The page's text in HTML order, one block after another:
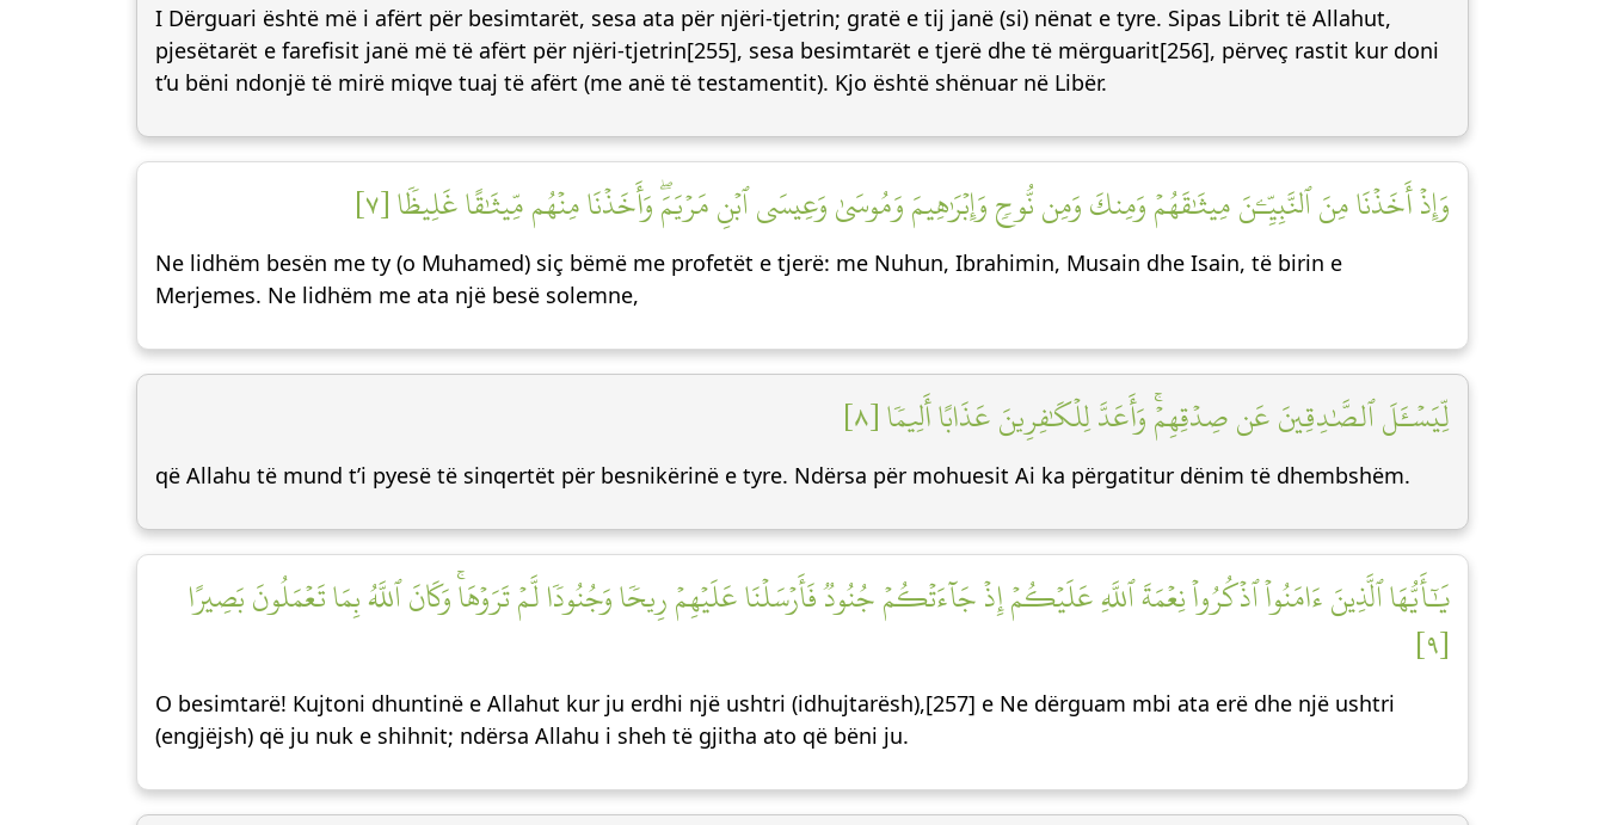
I Dërguari është më i afërt për besimtarët, sesa ata për njëri-tjetrin; gratë e tij janë (si) nënat e tyre. Sipas Librit të Allahut,
pjesëtarët e farefisit janë më të afërt për njëri-tjetrin[255], sesa besimtarët e tjerë dhe të mërguarit[256], përveç rastit kur doni
t’u bëni ndonjë të mirë miqve tuaj të afërt (me anë të testamentit). Kjo është shënuar në Libër.
وَإِذۡ أَخَذۡنَا مِنَ ٱلنَّبِيِّـۧنَ مِيثَٰقَهُمۡ وَمِنكَ وَمِن نُّوحٖ وَإِبۡرَٰهِيمَ وَمُوسَىٰ وَعِيسَى ٱبۡنِ مَرۡيَمَۖ وَأَخَذۡنَا مِنۡهُم مِّيثَٰقًا غَلِيظٗا [٧]
Ne lidhëm besën me ty (o Muhamed) siç bëmë me profetët e tjerë: me Nuhun, Ibrahimin, Musain dhe Isain, të birin e
Merjemes. Ne lidhëm me ata një besë solemne,
لِّيَسۡـَٔلَ ٱلصَّٰدِقِينَ عَن صِدۡقِهِمۡۚ وَأَعَدَّ لِلۡكَٰفِرِينَ عَذَابًا أَلِيمٗا [٨]
që Allahu të mund t’i pyesë të sinqertët për besnikërinë e tyre. Ndërsa për mohuesit Ai ka përgatitur dënim të dhembshëm.
يَٰٓأَيُّهَا ٱلَّذِينَ ءَامَنُواْ ٱذۡكُرُواْ نِعۡمَةَ ٱللَّهِ عَلَيۡكُمۡ إِذۡ جَآءَتۡكُمۡ جُنُودٞ فَأَرۡسَلۡنَا عَلَيۡهِمۡ رِيحٗا وَجُنُودٗا لَّمۡ تَرَوۡهَاۚ وَكَانَ ٱللَّهُ بِمَا تَعۡمَلُونَ بَصِيرًا
[٩]
O besimtarë! Kujtoni dhuntinë e Allahut kur ju erdhi një ushtri (idhujtarësh),[257] e Ne dërguam mbi ata erë dhe një ushtri
(engjëjsh) që ju nuk e shihnit; ndërsa Allahu i sheh të gjitha ato që bëni ju.